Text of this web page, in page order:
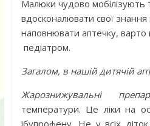
Малюки чудово мобілізують
вдосконалювати свої знання
наповнювати аптечку, варто
педіатром.
Загалом, в нашій дитячій
Жарознижувальні
температури. Це ліки на
ібупрофену. Не у всіх